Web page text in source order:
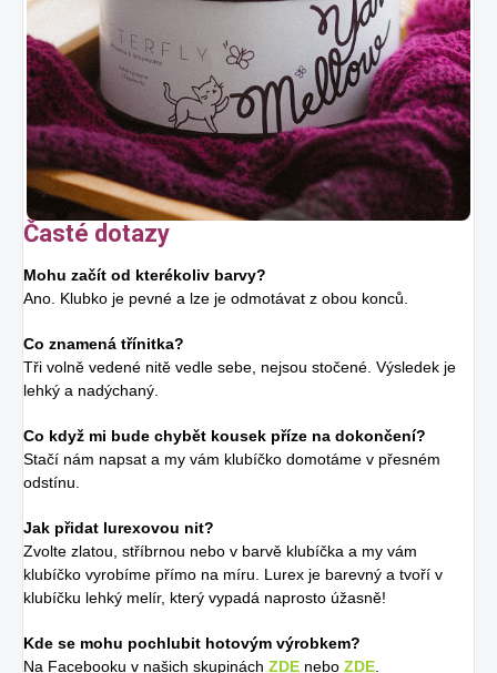
Časté dotazy
Mohu začít od kterékoliv barvy?
Ano. Klubko je pevné a lze je odmotávat z obou konců.
Co znamená třínitka?
Tři volně vedené nitě vedle sebe, nejsou stočené. Výsledek je
lehký a nadýchaný.
Co když mi bude chybět kousek příze na dokončení?
Stačí nám napsat a my vám klubíčko domotáme v přesném
odstínu.
Jak přidat lurexovou nit?
Zvolte zlatou, stříbrnou nebo v barvě klubíčka a my vám
klubíčko vyrobíme přímo na míru. Lurex je barevný a tvoří v
klubíčku lehký melír, který vypadá naprosto úžasně!
Kde se mohu pochlubit hotovým výrobkem?
Na Facebooku v našich skupinách ZDE nebo ZDE